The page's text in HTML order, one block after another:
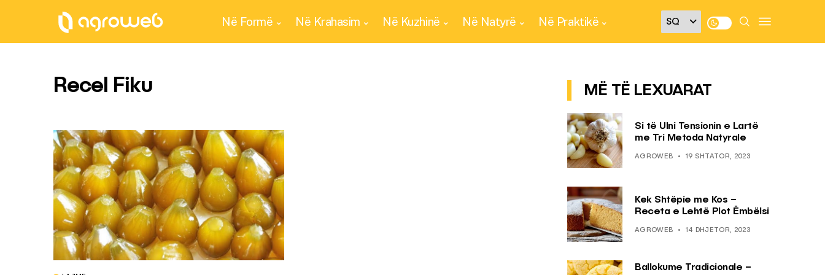
Në Formë Në Krahasim Në Kuzhinë Në Natyrë Në Praktikë
Recel Fiku MË TË LEXUARAT
Si të Ulni Tensionin e Lartë
me Tri Metoda Natyrale
AGROWEB 19 SHTATOR, 2023
Kek Shtëpie me Kos –
Receta e Lehtë Plot Ëmbëlsi
AGROWEB 14 DHJETOR, 2023
Ballokume Tradicionale –